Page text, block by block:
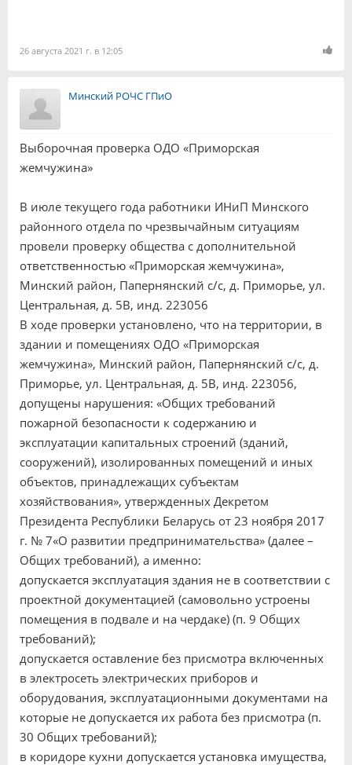
26 августа 2021 г. в 12:05
Минский РОЧС ГПиО
Выборочная проверка ОДО «Приморская
жемчужина»
В июле текущего года работники ИНиП Минского
районного отдела по чрезвычайным ситуациям
провели проверку общества с дополнительной
ответственностью «Приморская жемчужина»,
Минский район, Папернянский с/с, д. Приморье, ул.
Центральная, д. 5В, инд. 223056
В ходе проверки установлено, что на территории, в
здании и помещениях ОДО «Приморская
жемчужина», Минский район, Папернянский с/с, д.
Приморье, ул. Центральная, д. 5В, инд. 223056,
допущены нарушения: «Общих требований
пожарной безопасности к содержанию и
эксплуатации капитальных строений (зданий,
сооружений), изолированных помещений и иных
объектов, принадлежащих субъектам
хозяйствования», утвержденных Декретом
Президента Республики Беларусь от 23 ноября 2017
г. № 7«О развитии предпринимательства» (далее –
Общих требований), а именно:
допускается эксплуатация здания не в соответствии с
проектной документацией (самовольно устроены
помещения в подвале и на чердаке) (п. 9 Общих
требований);
допускается оставление без присмотра включенных
в электросеть электрических приборов и
оборудования, эксплуатационными документами на
которые не допускается их работа без присмотра (п.
30 Общих требований);
в коридоре кухни допускается установка имущества,